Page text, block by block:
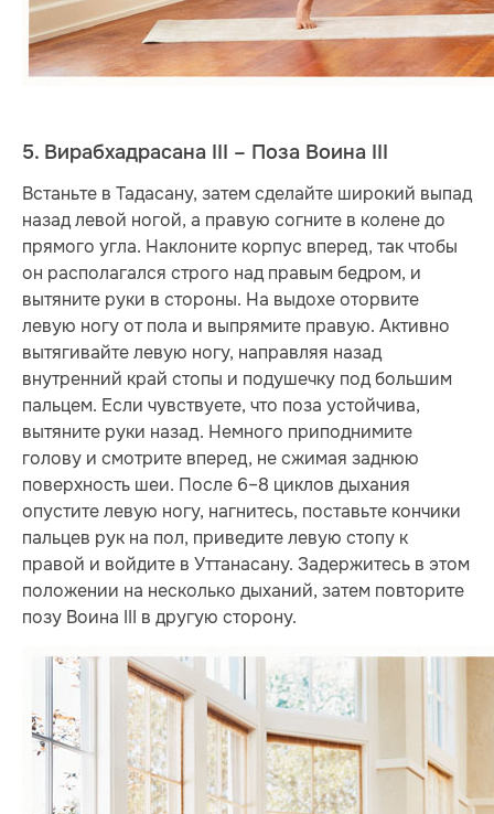
5. Вирабхадрасана III – Поза Воина III
Встаньте в Тадасану, затем сделайте широкий выпад
назад левой ногой, а правую согните в колене до
прямого угла. Наклоните корпус вперед, так чтобы
он располагался строго над правым бедром, и
вытяните руки в стороны. На выдохе оторвите
левую ногу от пола и выпрямите правую. Активно
вытягивайте левую ногу, направляя назад
внутренний край стопы и подушечку под большим
пальцем. Если чувствуете, что поза устойчива,
вытяните руки назад. Немного приподнимите
голову и смотрите вперед, не сжимая заднюю
поверхность шеи. После 6–8 циклов дыхания
опустите левую ногу, нагнитесь, поставьте кончики
пальцев рук на пол, приведите левую стопу к
правой и войдите в Уттанасану. Задержитесь в этом
положении на несколько дыханий, затем повторите
позу Воина III в другую сторону.